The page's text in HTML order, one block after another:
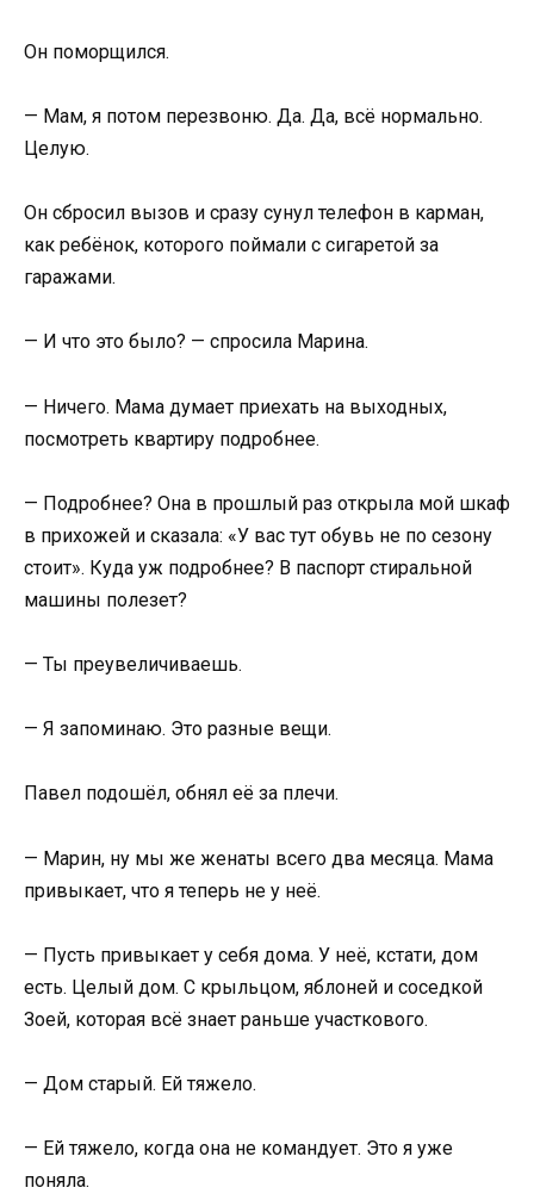
Он поморщился.
— Мам, я потом перезвоню. Да. Да, всё нормально.
Целую.
Он сбросил вызов и сразу сунул телефон в карман,
как ребёнок, которого поймали с сигаретой за
гаражами.
— И что это было? — спросила Марина.
— Ничего. Мама думает приехать на выходных,
посмотреть квартиру подробнее.
— Подробнее? Она в прошлый раз открыла мой шкаф
в прихожей и сказала: «У вас тут обувь не по сезону
стоит». Куда уж подробнее? В паспорт стиральной
машины полезет?
— Ты преувеличиваешь.
— Я запоминаю. Это разные вещи.
Павел подошёл, обнял её за плечи.
— Марин, ну мы же женаты всего два месяца. Мама
привыкает, что я теперь не у неё.
— Пусть привыкает у себя дома. У неё, кстати, дом
есть. Целый дом. С крыльцом, яблоней и соседкой
Зоей, которая всё знает раньше участкового.
— Дом старый. Ей тяжело.
— Ей тяжело, когда она не командует. Это я уже
поняла.